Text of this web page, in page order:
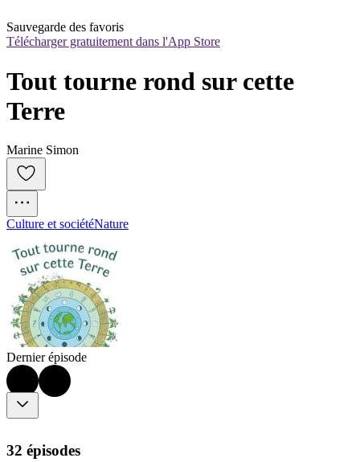
Sauvegarde des favoris
Télécharger gratuitement dans l'App Store
Tout tourne rond sur cette
Terre
Marine Simon
Culture et sociétéNature
Dernier épisode
32 épisodes